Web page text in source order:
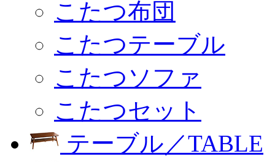
こたつ布団
こたつテーブル
こたつソファ
こたつセット
テーブル／TABLE